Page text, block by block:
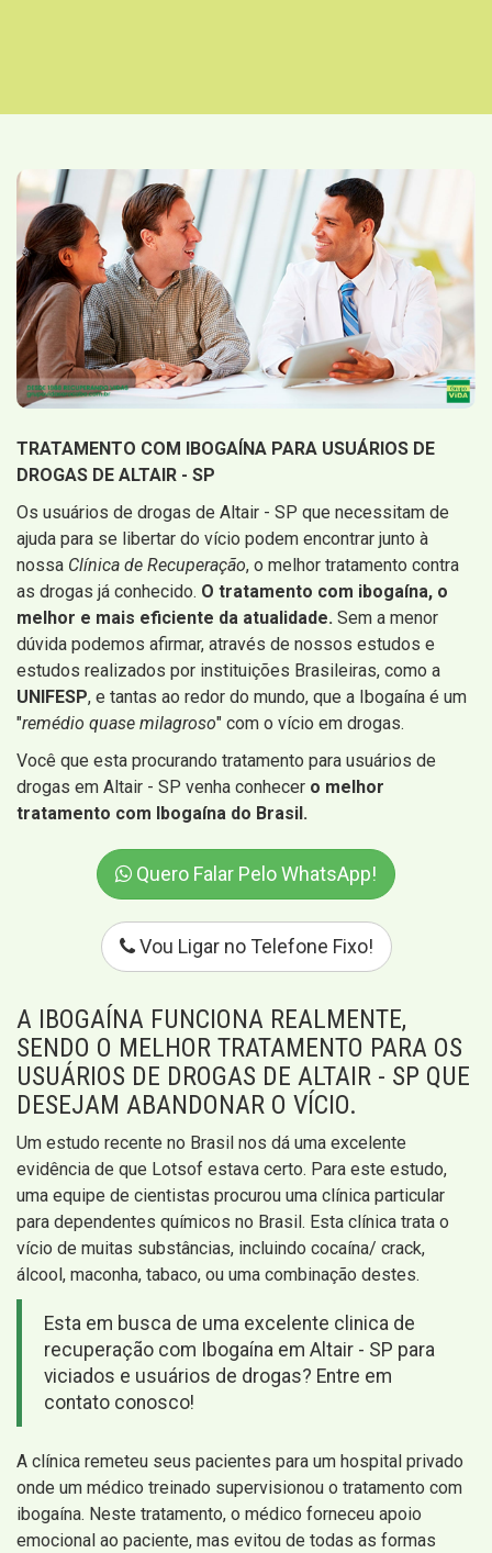
TRATAMENTO COM IBOGAÍNA PARA USUÁRIOS DE
DROGAS DE ALTAIR - SP
Os usuários de drogas de Altair - SP que necessitam de
ajuda para se libertar do vício podem encontrar junto à
nossa Clínica de Recuperação, o melhor tratamento contra
as drogas já conhecido. O tratamento com ibogaína, o
melhor e mais eficiente da atualidade. Sem a menor
dúvida podemos afirmar, através de nossos estudos e
estudos realizados por instituições Brasileiras, como a
UNIFESP, e tantas ao redor do mundo, que a Ibogaína é um
"remédio quase milagroso" com o vício em drogas.
Você que esta procurando tratamento para usuários de
drogas em Altair - SP venha conhecer o melhor
tratamento com Ibogaína do Brasil.
Quero Falar Pelo WhatsApp!
Vou Ligar no Telefone Fixo!
A IBOGAÍNA FUNCIONA REALMENTE,
SENDO O MELHOR TRATAMENTO PARA OS
USUÁRIOS DE DROGAS DE ALTAIR - SP QUE
DESEJAM ABANDONAR O VÍCIO.
Um estudo recente no Brasil nos dá uma excelente
evidência de que Lotsof estava certo. Para este estudo,
uma equipe de cientistas procurou uma clínica particular
para dependentes químicos no Brasil. Esta clínica trata o
vício de muitas substâncias, incluindo cocaína/ crack,
álcool, maconha, tabaco, ou uma combinação destes.
Esta em busca de uma excelente clinica de
recuperação com Ibogaína em Altair - SP para
viciados e usuários de drogas? Entre em
contato conosco!
A clínica remeteu seus pacientes para um hospital privado
onde um médico treinado supervisionou o tratamento com
ibogaína. Neste tratamento, o médico forneceu apoio
emocional ao paciente, mas evitou de todas as formas